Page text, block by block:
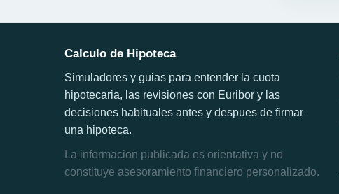
Calculo de Hipoteca
Simuladores y guias para entender la cuota
hipotecaria, las revisiones con Euribor y las
decisiones habituales antes y despues de firmar
una hipoteca.
La informacion publicada es orientativa y no
constituye asesoramiento financiero personalizado.